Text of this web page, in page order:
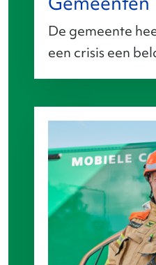
De gemeente
een crisis een